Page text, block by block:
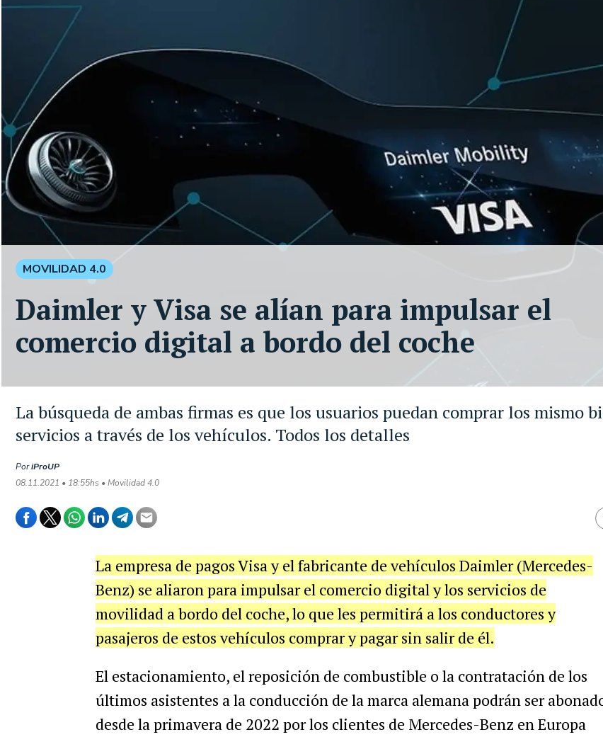
La búsqueda de ambas firmas es que los usuarios puedan comprar los mismo
servicios a través de los vehículos. Todos los detalles
PoriProUP
08.11.2021 • 18:55hs • Movilidad 4.0
MOVILIDAD 4.0
Daimler y Visa se alían para impulsar el
comercio digital a bordo del coche
La empresa de pagos Visa y el fabricante de vehículos Daimler (Mercedes-
Benz) se aliaron para impulsar el comercio digital y los servicios de
movilidad a bordo del coche, lo que les permitirá a los conductores y
pasajeros de estos vehículos comprar y pagar sin salir de él.
El estacionamiento, el reposición de combustible o la contratación de los
últimos asistentes a la conducción de la marca alemana podrán ser
desde la primavera de 2022 por los clientes de Mercedes-Benz en Europa